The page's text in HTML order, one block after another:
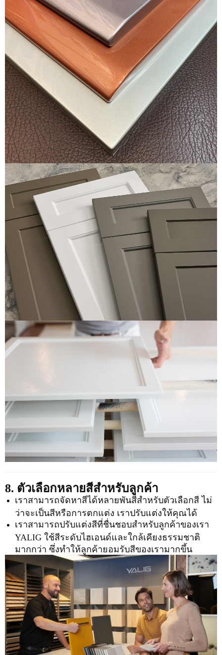
8. ตัวเลือกหลายสีสำหรับลูกค้า
เราสามารถจัดหาสีได้หลายพันสีสำหรับตัวเลือกสี ไม่
ว่าจะเป็นสีหรือการตกแต่ง เราปรับแต่งให้คุณได้
เราสามารถปรับแต่งสีที่ชื่นชอบสำหรับลูกค้าของเรา
YALIG ใช้สีระดับไฮเอนด์และใกล้เคียงธรรมชาติ
มากกว่า ซึ่งทำให้ลูกค้ายอมรับสีของเรามากขึ้น